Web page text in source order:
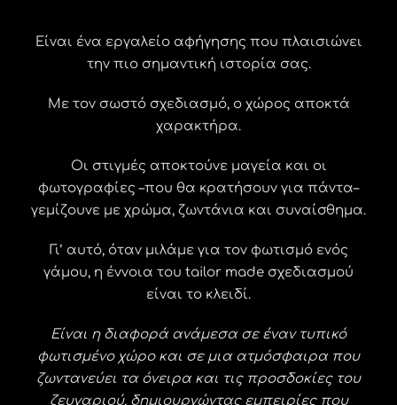
Είναι ένα εργαλείο αφήγησης που πλαισιώνει
την πιο σημαντική ιστορία σας.
Με τον σωστό σχεδιασμό, ο χώρος αποκτά
χαρακτήρα.
Οι στιγμές αποκτούνε μαγεία και οι
φωτογραφίες –που θα κρατήσουν για πάντα–
γεμίζουνε με χρώμα, ζωντάνια και συναίσθημα.
Γι’ αυτό, όταν μιλάμε για τον φωτισμό ενός
γάμου, η έννοια του tailor made σχεδιασμού
είναι το κλειδί.
Είναι η διαφορά ανάμεσα σε έναν τυπικό
φωτισμένο χώρο και σε μια ατμόσφαιρα που
ζωντανεύει τα όνειρα και τις προσδοκίες του
ζευγαριού, δημιουργώντας εμπειρίες που